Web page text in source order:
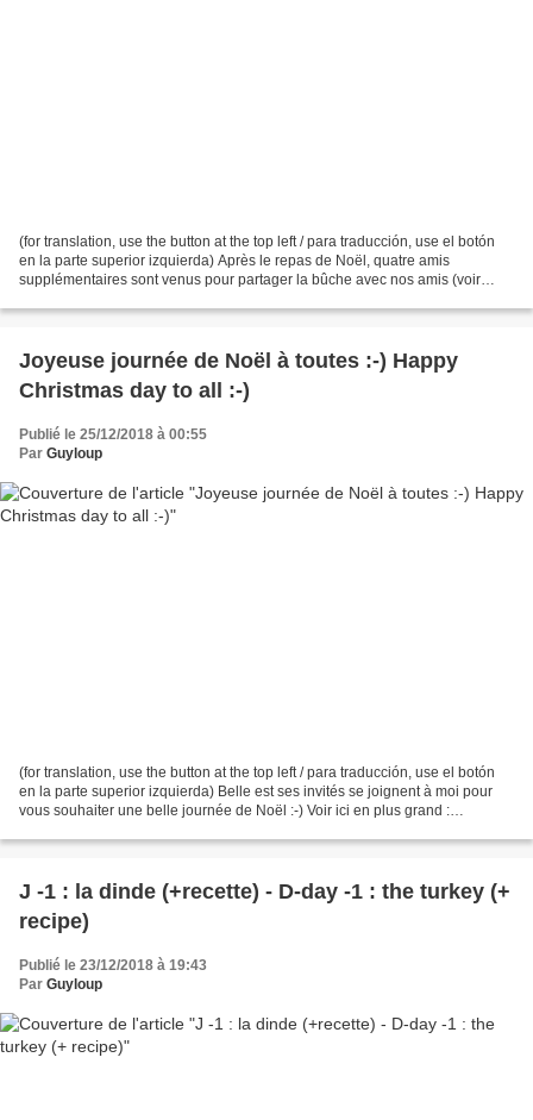
(for translation, use the button at the top left / para traducción, use el botón
en la parte superior izquierda) Après le repas de Noël, quatre amis
supplémentaires sont venus pour partager la bûche avec nos amis (voir
Joyeuse journée de Noël à toutes :-) Happy
Christmas day to all :-)
Publié le 25/12/2018 à 00:55
Par Guyloup
(for translation, use the button at the top left / para traducción, use el botón
en la parte superior izquierda) Belle est ses invités se joignent à moi pour
vous souhaiter une belle journée de Noël :-) Voir ici en plus grand :
J -1 : la dinde (+recette) - D-day -1 : the turkey (+
recipe)
Publié le 23/12/2018 à 19:43
Par Guyloup